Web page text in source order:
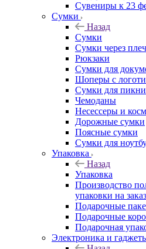
Сувениры к 23
Сумки
Назад
Сумки
Сумки через
Рюкзаки
Сумки для
Шоперы с
Сумки для
Чемоданы
Несессеры и
Дорожные сумки
Поясные сумки
Сумки для
Упаковка
Назад
Упаковка
Производство
упаковки на заказ
Подарочные
Подарочные
Подарочная
Электроника и